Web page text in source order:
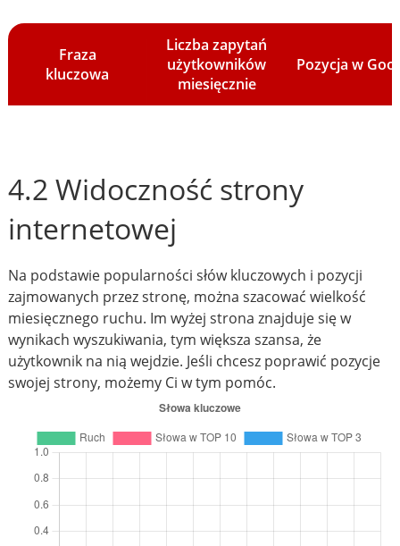
Fraza
kluczowa
Liczba zapytań
użytkowników
miesięcznie
Pozycja w
4.2 Widoczność strony
internetowej
Na podstawie popularności słów kluczowych i pozycji
zajmowanych przez stronę, można szacować wielkość
miesięcznego ruchu. Im wyżej strona znajduje się w
wynikach wyszukiwania, tym większa szansa, że
użytkownik na nią wejdzie. Jeśli chcesz poprawić pozycje
swojej strony, możemy Ci w tym pomóc.